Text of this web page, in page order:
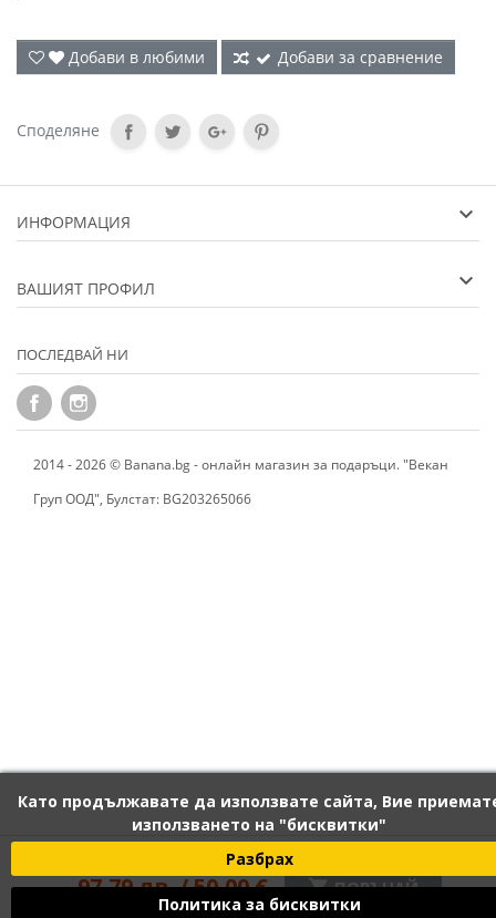
Като продължавате да използвате сайта, Вие
използването на "бисквитки"
Разбрах
Политика за бисквитки
120 лв. / 61,36 €
97,79 лв. / 50,00 €  ПОРЪЧАЙ
Добави в любими Добави за сравнение
Споделяне
ИНФОРМАЦИЯ
ВАШИЯТ ПРОФИЛ
ПОСЛЕДВАЙ НИ
2014 - 2026 © Banana.bg - онлайн магазин за подаръци. "Векан
Груп ООД", Булстат: BG203265066